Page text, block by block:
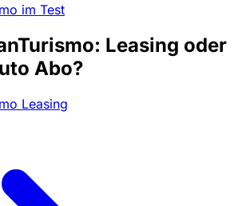
im Test
Leasing oder
Abo?
Leasing